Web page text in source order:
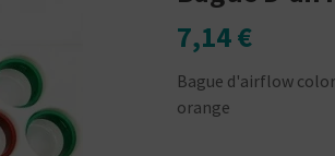
7,14 €
Bague d'airflow
orange